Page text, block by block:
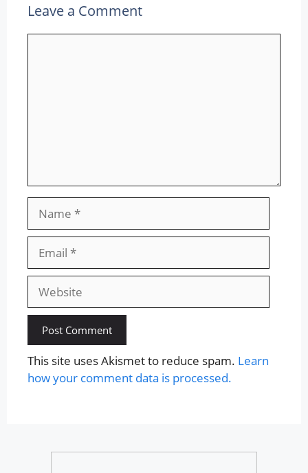
Leave a Comment
This site uses Akismet to reduce spam. Learn
how your comment data is processed.